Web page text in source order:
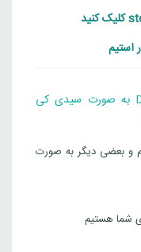
استیم
بازی Dead Island Definitive Edition به صورت سیدی کی
و بعضی دیگر به صورت